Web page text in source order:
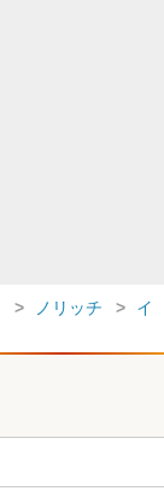
ノリッチ
イ